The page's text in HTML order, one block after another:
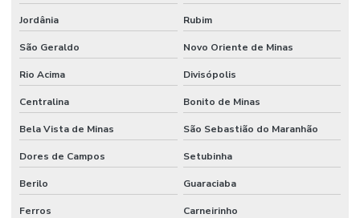
Jordânia Rubim
São Geraldo Novo Oriente de Minas
Rio Acima Divisópolis
Centralina Bonito de Minas
Bela Vista de Minas São Sebastião do Maranhão
Dores de Campos Setubinha
Berilo Guaraciaba
Ferros Carneirinho